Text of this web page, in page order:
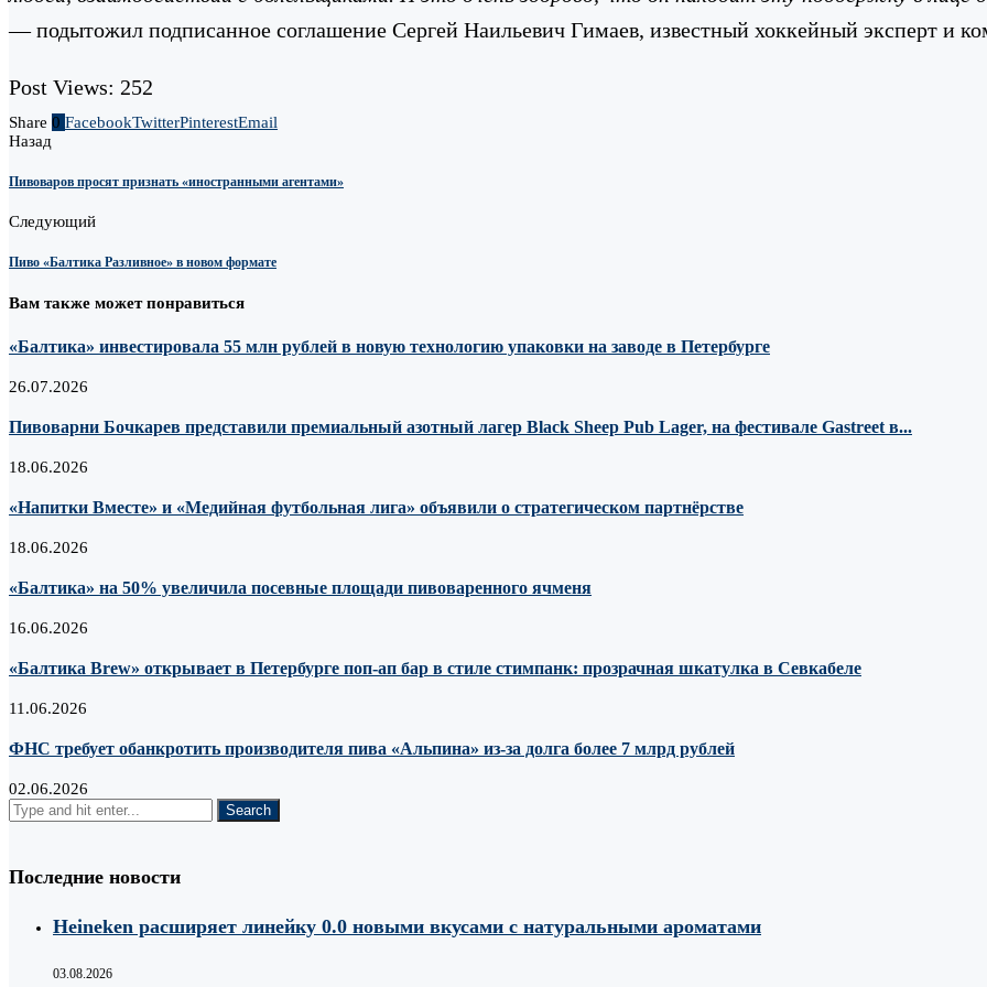
— подытожил подписанное соглашение Сергей Наильевич Гимаев, известный хоккейный эксперт и
Post Views: 252
Share 0 FacebookTwitterPinterestEmail
Назад
Пивоваров просят признать «иностранными агентами»
Следующий
Пиво «Балтика Разливное» в новом формате
Вам также может понравиться
«Балтика» инвестировала 55 млн рублей в новую технологию упаковки на заводе в Петербурге
26.07.2026
Пивоварни Бочкарев представили премиальный азотный лагер Black Sheep Pub Lager, на фестивале Gastreet в...
18.06.2026
«Напитки Вместе» и «Медийная футбольная лига» объявили о стратегическом партнёрстве
18.06.2026
«Балтика» на 50% увеличила посевные площади пивоваренного ячменя
16.06.2026
«Балтика Brew» открывает в Петербурге поп-ап бар в стиле стимпанк: прозрачная шкатулка в Севкабеле
11.06.2026
ФНС требует обанкротить производителя пива «Альпина» из-за долга более 7 млрд рублей
02.06.2026
Последние новости
Heineken расширяет линейку 0.0 новыми вкусами с натуральными ароматами
03.08.2026